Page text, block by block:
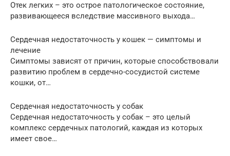
Отек легких – это острое патологическое состояние,
развивающееся вследствие массивного выхода…
Сердечная недостаточность у кошек — симптомы и
лечение
Симптомы зависят от причин, которые способствовали
развитию проблем в сердечно-сосудистой системе
кошки, от…
Сердечная недостаточность у собак
Сердечная недостаточность у собак – это целый
комплекс сердечных патологий, каждая из которых
имеет свое…